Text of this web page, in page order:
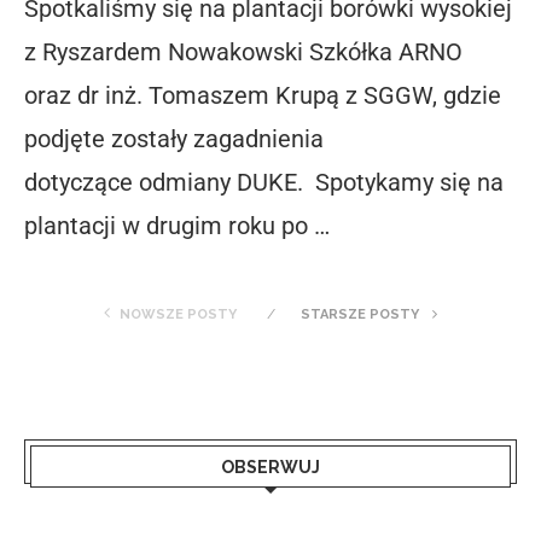
Spotkaliśmy się na plantacji borówki wysokiej
z Ryszardem Nowakowski Szkółka ARNO
oraz dr inż. Tomaszem Krupą z SGGW, gdzie
podjęte zostały zagadnienia
dotyczące odmiany DUKE. Spotykamy się na
plantacji w drugim roku po …
NOWSZE POSTY STARSZE POSTY
OBSERWUJ